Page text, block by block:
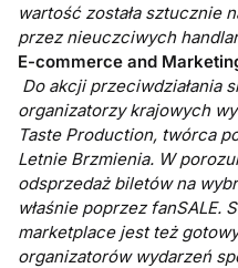
wartość została sztucznie
przez nieuczciwych
E-commerce and
Do akcji przeciwdziałania
organizatorzy krajowych
Taste Production, twórca
Letnie Brzmienia. W
odsprzedaż biletów na
właśnie poprzez fanSALE.
marketplace jest też
organizatorów wydarzeń